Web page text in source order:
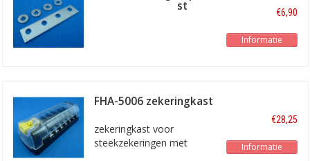
voor zekeringkast
€6,90
Informatie
FHA-5006 zekeringkast
zekeringkast voor
steekzekeringen met
€28,25
Informatie